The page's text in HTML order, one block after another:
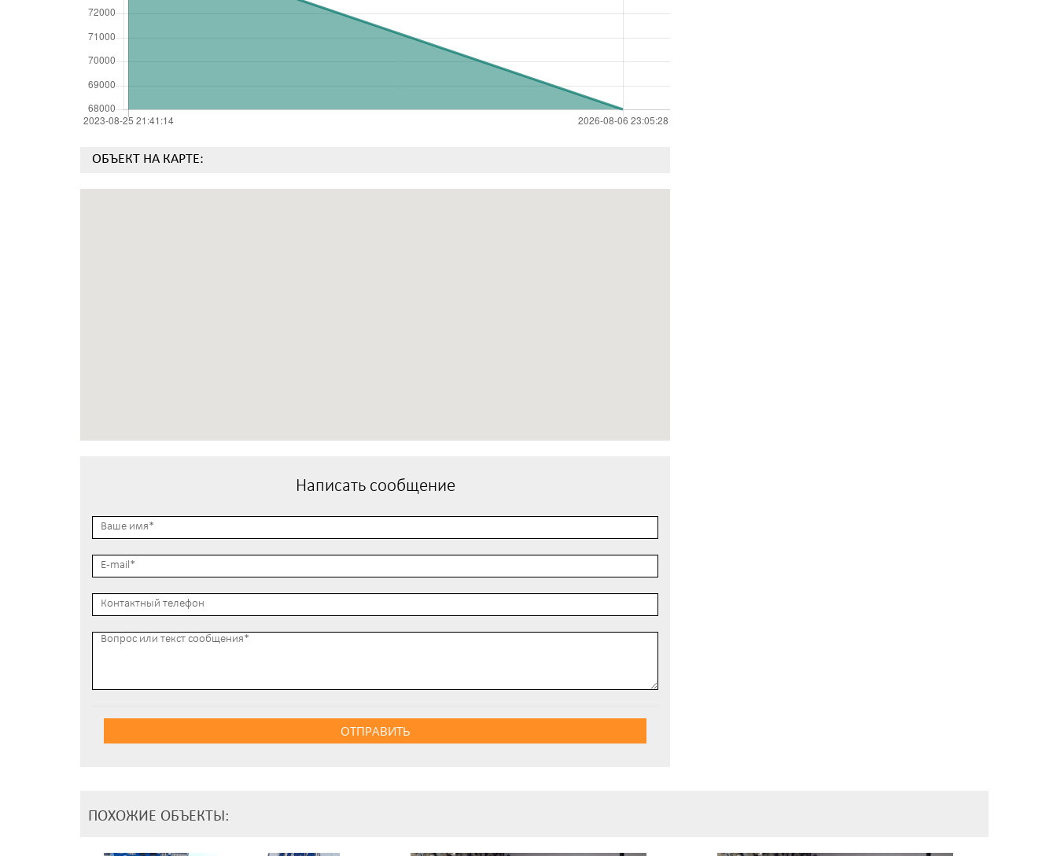
ОБЪЕКТ НА КАРТЕ:
Написать сообщение
ОТПРАВИТЬ
ПОХОЖИЕ ОБЪЕКТЫ: